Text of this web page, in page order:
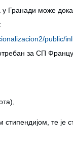
у
public/
за СП
те је